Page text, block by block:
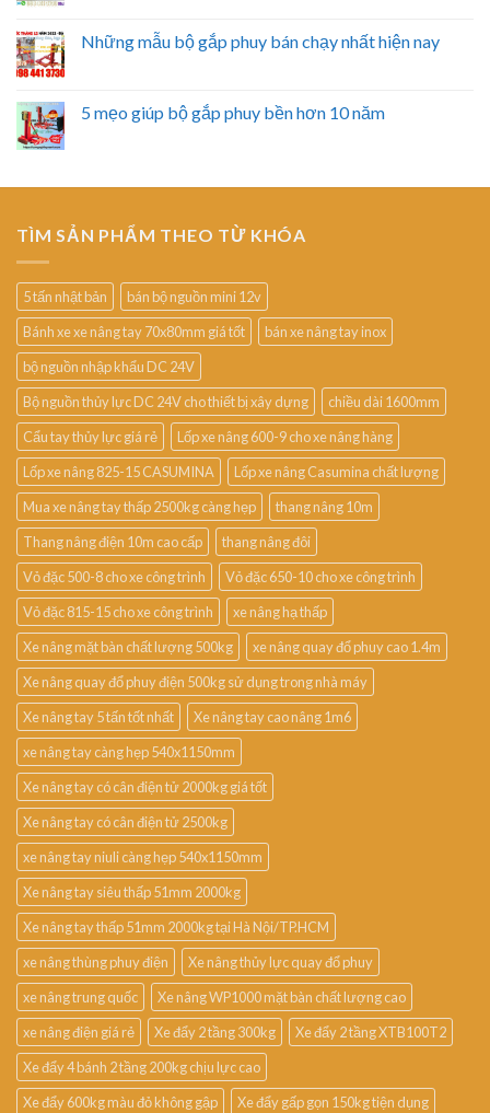
Những mẫu bộ gắp phuy bán chạy nhất hiện nay
5 mẹo giúp bộ gắp phuy bền hơn 10 năm
TÌM SẢN PHẨM THEO TỪ KHÓA
5 tấn nhật bản
bán bộ nguồn mini 12v
Bánh xe xe nâng tay 70x80mm giá tốt
bán xe nâng tay inox
bộ nguồn nhập khẩu DC 24V
Bộ nguồn thủy lực DC 24V cho thiết bị xây dựng
chiều dài 1600mm
Cẩu tay thủy lực giá rẻ
Lốp xe nâng 600-9 cho xe nâng hàng
Lốp xe nâng 825-15 CASUMINA
Lốp xe nâng Casumina chất lượng
Mua xe nâng tay thấp 2500kg càng hẹp
thang nâng 10m
Thang nâng điện 10m cao cấp
thang nâng đôi
Vỏ đặc 500-8 cho xe công trình
Vỏ đặc 650-10 cho xe công trình
Vỏ đặc 815-15 cho xe công trình
xe nâng hạ thấp
Xe nâng mặt bàn chất lượng 500kg
xe nâng quay đổ phuy cao 1.4m
Xe nâng quay đổ phuy điện 500kg sử dụng trong nhà máy
Xe nâng tay 5 tấn tốt nhất
Xe nâng tay cao nâng 1m6
xe nâng tay càng hẹp 540x1150mm
Xe nâng tay có cân điện tử 2000kg giá tốt
Xe nâng tay có cân điện tử 2500kg
xe nâng tay niuli càng hẹp 540x1150mm
Xe nâng tay siêu thấp 51mm 2000kg
Xe nâng tay thấp 51mm 2000kg tại Hà Nội/TP.HCM
xe nâng thùng phuy điện
Xe nâng thủy lực quay đổ phuy
xe nâng trung quốc
Xe nâng WP1000 mặt bàn chất lượng cao
xe nâng điện giá rẻ
Xe đẩy 2 tầng 300kg
Xe đẩy 2 tầng XTB100T2
Xe đẩy 4 bánh 2 tầng 200kg chịu lực cao
Xe đẩy 600kg màu đỏ không gập
Xe đẩy gấp gọn 150kg tiện dụng